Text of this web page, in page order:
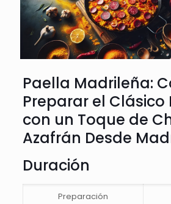
Paella Madrileña:
Preparar el Clásico
con un Toque de
Azafrán Desde
Duración
Preparación